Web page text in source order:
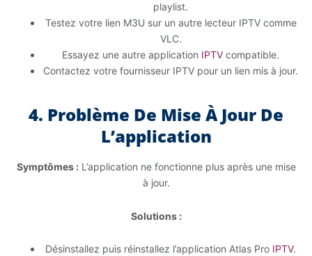
playlist.
Testez votre lien M3U sur un autre lecteur IPTV comme
VLC.
Essayez une autre application IPTV compatible.
Contactez votre fournisseur IPTV pour un lien mis à jour.
4. Problème De Mise À Jour De
L’application
Symptômes :L’application ne fonctionne plus après une mise
à jour.
Solutions :
Désinstallez puis réinstallez l’application Atlas Pro IPTV.